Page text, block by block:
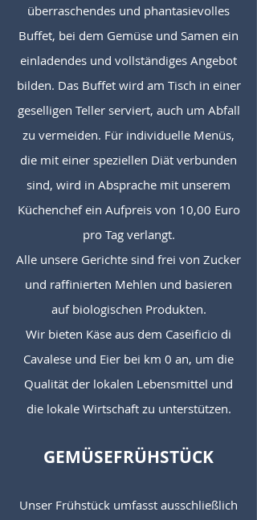
überraschendes und phantasievolles
Buffet, bei dem Gemüse und Samen ein
einladendes und vollständiges Angebot
bilden. Das Buffet wird am Tisch in einer
geselligen Teller serviert, auch um Abfall
zu vermeiden. Für individuelle Menüs,
die mit einer speziellen Diät verbunden
sind, wird in Absprache mit unserem
Küchenchef ein Aufpreis von 10,00 Euro
pro Tag verlangt.
Alle unsere Gerichte sind frei von Zucker
und raffinierten Mehlen und basieren
auf biologischen Produkten.
Wir bieten Käse aus dem Caseificio di
Cavalese und Eier bei km 0 an, um die
Qualität der lokalen Lebensmittel und
die lokale Wirtschaft zu unterstützen.
GEMÜSEFRÜHSTÜCK
Unser Frühstück umfasst ausschließlich